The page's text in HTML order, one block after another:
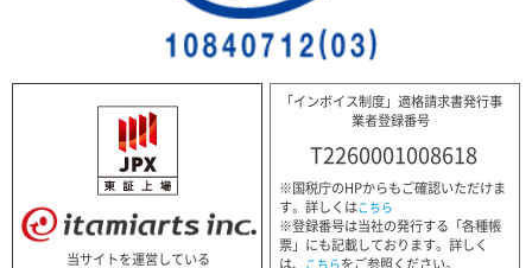
当サイトを運営している
「インボイス制度」適格請求書発行事
業者登録番号
T2260001008618
※国税庁のHPからもご確認いただけま
す。詳しくはこちら
※登録番号は当社の発行する「各種帳
票」にも記載しております。詳しく
は、
こちらをご参照ください。